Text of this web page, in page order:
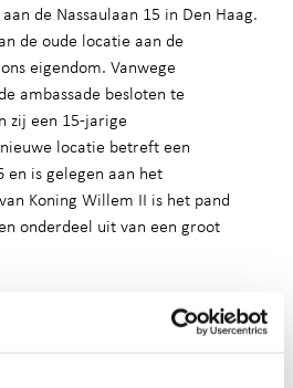
de Nassaulaan 15 in Den Haag.
de oude locatie aan de
eigendom. Vanwege
ambassade besloten te
zij een 15-jarige
locatie betreft een
is gelegen aan het
Koning Willem II is het pand
onderdeel uit van een groot
verantwoordelijk
“Naast